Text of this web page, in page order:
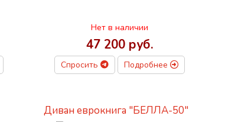
Нет в наличии
47 200 руб.
Спросить Подробнее
Диван еврокнига "БЕЛЛА-50"